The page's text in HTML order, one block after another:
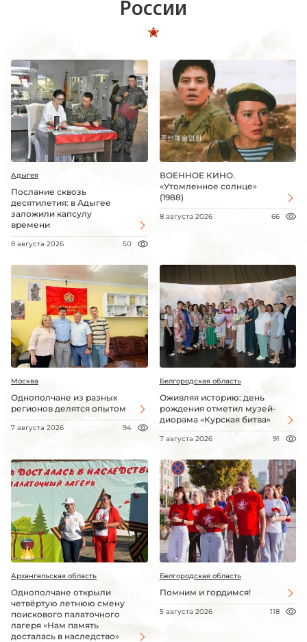
России
Адыгея
Послание сквозь
десятилетия: в Адыгее
заложили капсулу
времени
8 августа 2026 50
ВОЕННОЕ КИНО.
«Утомленное солнце»
(1988)
8 августа 2026 66
Москва
Однополчане из разных
регионов делятся опытом
7 августа 2026 94
Белгородская область
Оживляя историю: день
рождения отметил музей-
диорама «Курская битва»
7 августа 2026 91
Архангельская область
Однополчане открыли
четвёртую летнюю смену
поискового палаточного
лагеря «Нам память
досталась в наследство»
Белгородская область
Помним и гордимся!
5 августа 2026 118